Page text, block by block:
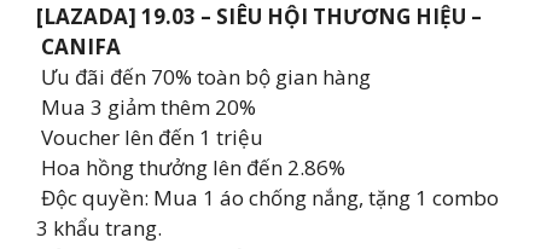
[LAZADA] 19.03 – SIÊU HỘI THƯƠNG HIỆU –
CANIFA
Ưu đãi đến 70% toàn bộ gian hàng
Mua 3 giảm thêm 20%
Voucher lên đến 1 triệu
Hoa hồng thưởng lên đến 2.86%
Độc quyền: Mua 1 áo chống nắng, tặng 1 combo
3 khẩu trang.